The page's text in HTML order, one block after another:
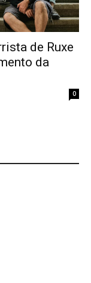
de Ruxe
da
0